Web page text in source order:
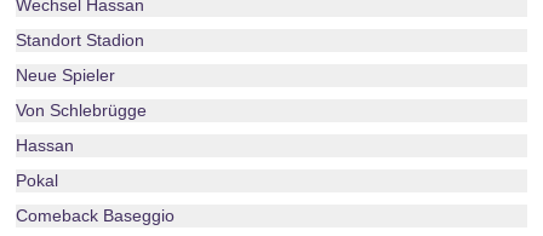
Wechsel Hassan
Standort Stadion
Neue Spieler
Von Schlebrügge
Hassan
Pokal
Comeback Baseggio